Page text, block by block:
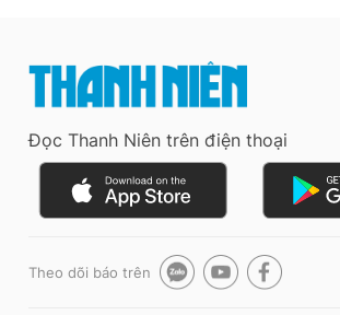
Đọc Thanh Niên trên điện thoại
Theo dõi báo trên